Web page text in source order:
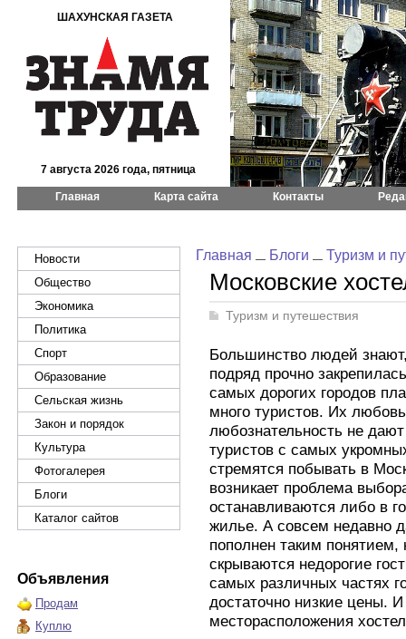
ШАХУНСКАЯ ГАЗЕТА
7 августа 2026 года, пятница
Главная Карта сайта Контакты
Новости
Общество
Экономика
Политика
Спорт
Образование
Сельская жизнь
Закон и порядок
Культура
Фотогалерея
Блоги
Каталог сайтов
Объявления
Продам
Куплю
Главная Блоги Туризм и
Московские
Туризм и путешествия
Большинство людей
подряд прочно
самых дорогих городов
много туристов. Их
любознательность не
туристов с самых
стремятся побывать в
возникает проблема
останавливаются либо в
жилье. А совсем недавно
пополнен таким
скрываются недорогие
самых различных частях
достаточно низкие цены.
месторасположения